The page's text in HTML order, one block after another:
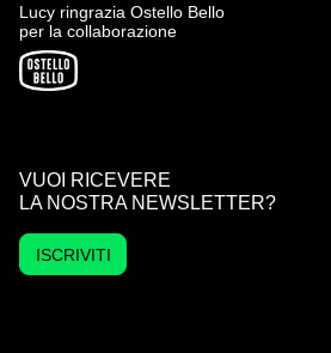
Lucy ringrazia Ostello Bello
per la collaborazione
VUOI RICEVERE
LA NOSTRA NEWSLETTER?
ISCRIVITI